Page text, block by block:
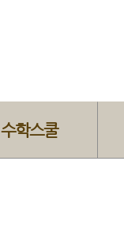
수학스쿨